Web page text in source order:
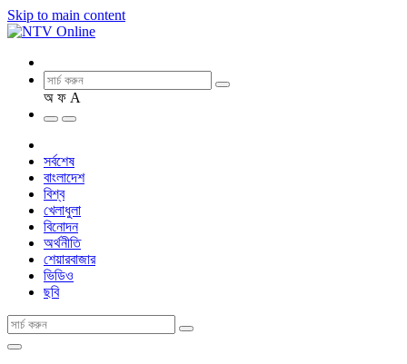
Skip to main content
অ ফ A
সর্বশেষ
বাংলাদেশ
বিশ্ব
খেলাধুলা
বিনোদন
অর্থনীতি
শেয়ারবাজার
ভিডিও
ছবি